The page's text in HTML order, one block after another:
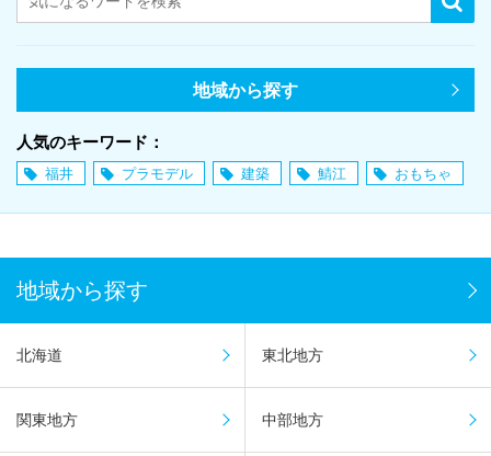
地域から探す
人気のキーワード：
福井 プラモデル 建築 鯖江 おもちゃ
地域から探す
北海道 東北地方
関東地方 中部地方